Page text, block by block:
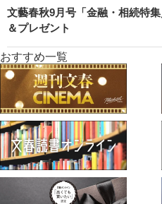
文藝春秋9月号「金融・相続特
＆プレゼント
おすすめ一覧